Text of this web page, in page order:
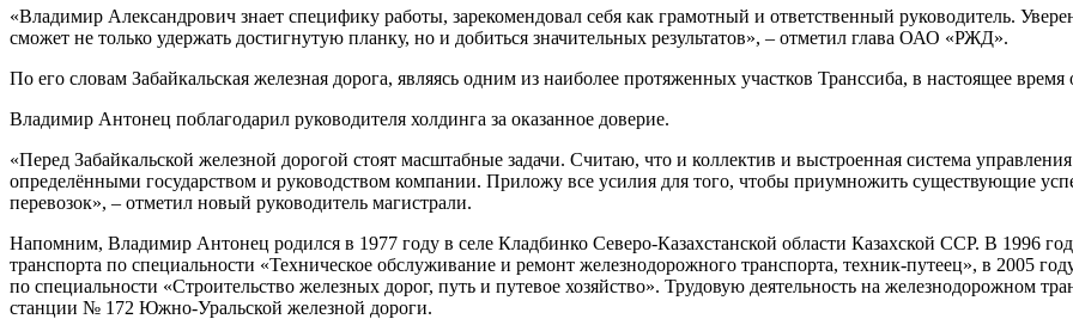
«Владимир Александрович знает специфику работы, зарекомендовал себя как грамотный и ответственный руководитель.
сможет не только удержать достигнутую планку, но и добиться значительных результатов», – отметил глава ОАО «РЖД».
По его словам Забайкальская железная дорога, являясь одним из наиболее протяженных участков Транссиба, в настоящее
Владимир Антонец поблагодарил руководителя холдинга за оказанное доверие.
«Перед Забайкальской железной дорогой стоят масштабные задачи. Считаю, что и коллектив и выстроенная система
определёнными государством и руководством компании. Приложу все усилия для того, чтобы приумножить существующие
перевозок», – отметил новый руководитель магистрали.
Напомним, Владимир Антонец родился в 1977 году в селе Кладбинко Северо-Казахстанской области Казахской ССР. В 1996
транспорта по специальности «Техническое обслуживание и ремонт железнодорожного транспорта, техник-путеец», в 2005
по специальности «Строительство железных дорог, путь и путевое хозяйство». Трудовую деятельность на железнодорожном
станции № 172 Южно-Уральской железной дороги.